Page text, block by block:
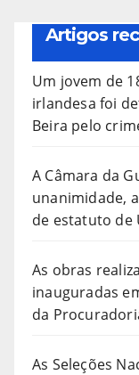
Artigos
Um jovem de
irlandesa foi
Beira pelo
A Câmara da
unanimidade,
de estatuto de
As obras
inauguradas
da
As Seleções